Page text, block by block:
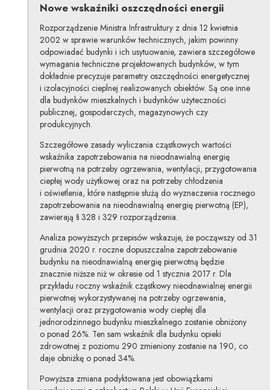
Nowe wskaźniki oszczędności energii
Rozporządzenie Ministra Infrastruktury z dnia 12 kwietnia
2002 w sprawie warunków technicznych, jakim powinny
odpowiadać budynki i ich usytuowanie, zawiera szczegółowe
wymagania techniczne projektowanych budynków, w tym
dokładnie precyzuje parametry oszczędności energetycznej
i izolacyjności cieplnej realizowanych obiektów. Są one inne
dla budynków mieszkalnych i budynków użyteczności
publicznej, gospodarczych, magazynowych czy
produkcyjnych.
Szczegółowe zasady wyliczania cząstkowych wartości
wskaźnika zapotrzebowania na nieodnawialną energię
pierwotną na potrzeby ogrzewania, wentylacji, przygotowania
ciepłej wody użytkowej oraz na potrzeby chłodzenia
i oświetlenia, które następnie służą do wyznaczenia rocznego
zapotrzebowania na nieodnawialną energię pierwotną (EP),
zawierają § 328 i 329 rozporządzenia.
Analiza powyższych przepisów wskazuje, że począwszy od 31
grudnia 2020 r. roczne dopuszczalne zapotrzebowanie
budynku na nieodnawialną energię pierwotną będzie
znacznie niższe niż w okresie od 1 stycznia 2017 r. Dla
przykładu roczny wskaźnik cząstkowy nieodnawialnej energii
pierwotnej wykorzystywanej na potrzeby ogrzewania,
wentylacji oraz przygotowania wody ciepłej dla
jednorodzinnego budynku mieszkalnego zostanie obniżony
o ponad 26%. Ten sam wskaźnik dla budynku opieki
zdrowotnej z poziomu 290 zmieniony zostanie na 190, co
daje obniżkę o ponad 34%.
Powyższa zmiana podyktowana jest obowiązkami